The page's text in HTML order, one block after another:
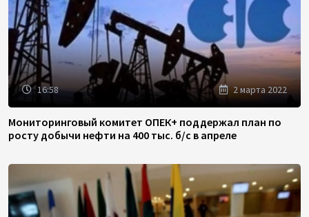
16:58 2 марта 2022
Мониторинговый комитет ОПЕК+ поддержал план по
росту добычи нефти на 400 тыс. б/с в апреле